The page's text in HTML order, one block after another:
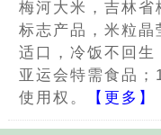
梅河大米，吉林省
标志产品，米粒晶
适口，冷饭不回
亚运会特需食品
使用权。
【更多】